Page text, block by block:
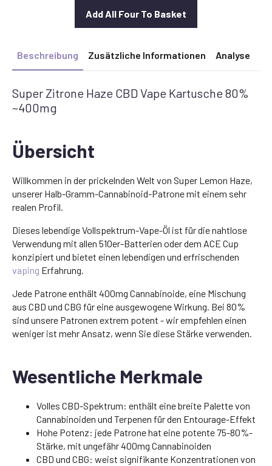
Add All Four To Basket
Beschreibung Zusätzliche Informationen Analyse
Super Zitrone Haze CBD Vape Kartusche 80%
~400mg
Übersicht
Willkommen in der prickelnden Welt von Super Lemon Haze,
unserer Halb-Gramm-Cannabinoid-Patrone mit einem sehr
realen Profil.
Dieses lebendige Vollspektrum-Vape-Öl ist für die nahtlose
Verwendung mit allen 510er-Batterien oder dem ACE Cup
konzipiert und bietet einen lebendigen und erfrischenden
vaping Erfahrung.
Jede Patrone enthält 400mg Cannabinoide, eine Mischung
aus CBD und CBG für eine ausgewogene Wirkung. Bei 80%
sind unsere Patronen extrem potent - wir empfehlen einen
weniger ist mehr Ansatz, wenn Sie diese Stärke verwenden.
Wesentliche Merkmale
Volles CBD-Spektrum: enthält eine breite Palette von
Cannabinoiden und Terpenen für den Entourage-Effekt
Hohe Potenz: jede Patrone hat eine potente 75-80%-
Stärke, mit ungefähr 400mg Cannabinoiden
CBD und CBG: weist signifikante Konzentrationen von